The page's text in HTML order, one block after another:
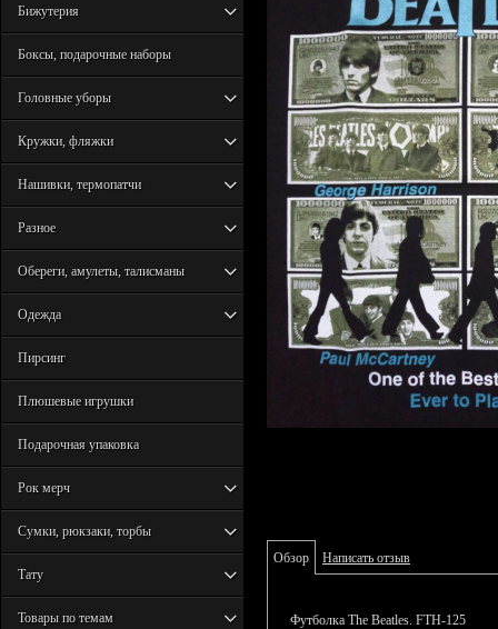
Бижутерия
Боксы, подарочные наборы
Головные уборы
Кружки, фляжки
Нашивки, термопатчи
Разное
Обереги, амулеты, талисманы
Одежда
Пирсинг
Плюшевые игрушки
Подарочная упаковка
Рок мерч
Сумки, рюкзаки, торбы
Тату
Товары по темам
Обзор Написать отзыв
Футболка The Beatles. FTH-125